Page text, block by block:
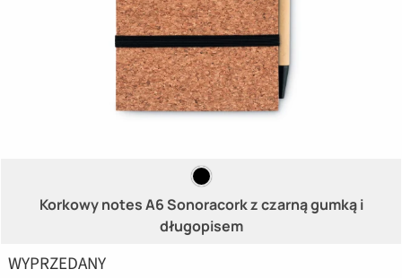
Korkowy notes A6 Sonoracork z czarną gumką i
długopisem
WYPRZEDANY